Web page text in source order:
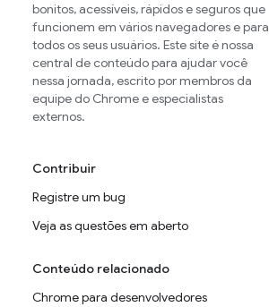
bonitos, acessíveis, rápidos e seguros que
funcionem em vários navegadores e para
todos os seus usuários. Este site é nossa
central de conteúdo para ajudar você
nessa jornada, escrito por membros da
equipe do Chrome e especialistas
externos.
Contribuir
Registre um bug
Veja as questões em aberto
Conteúdo relacionado
Chrome para desenvolvedores